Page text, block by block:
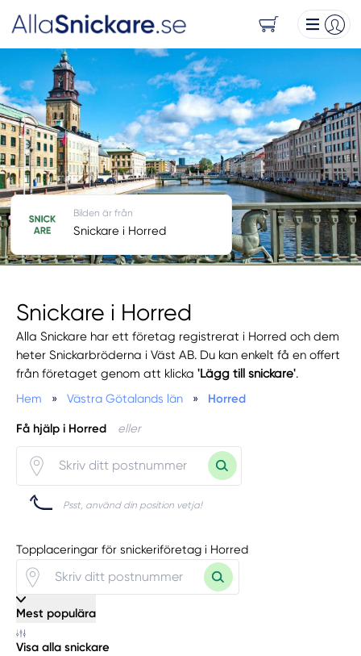
Snickare i Horred
Alla Snickare har ett företag registrerat i Horred och dem
heter Snickarbröderna i Väst AB. Du kan enkelt få en offert
från företaget genom att klicka'Lägg till snickare'.
Hem
» Västra Götalands län » Horred
Få hjälp i Horred eller
Psst, använd din position vetja!
Bilden är från
Snickare i Horred
Topplaceringar för snickeriföretag i Horred
Mest populära
Visa alla snickare